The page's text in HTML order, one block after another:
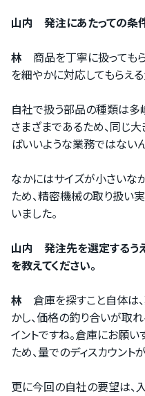
山内 発注にあたっての条
林 商品を丁寧に扱っても
を細やかに対応してもらえ
自社で扱う部品の種類は多
さまざまであるため、同じ
ばいいような業務ではないん
なかにはサイズが小さいな
ため、精密機械の取り扱い
いました。
山内 発注先を選定するう
を教えてください。
林 倉庫を探すこと自体は
かし、価格の釣り合いが取
イントですね。倉庫にお願
ため、量でのディスカウント
更に今回の自社の要望は、